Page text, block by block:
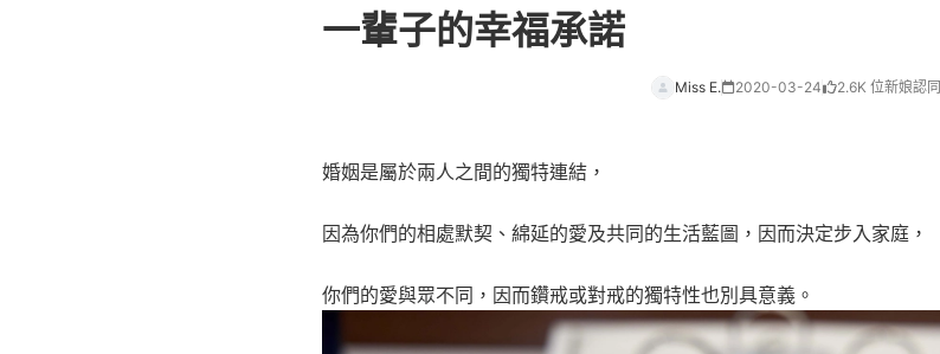
一輩子的幸福承諾
Miss E. 2020-03-24 2.6K 位新娘認同
婚姻是屬於兩人之間的獨特連結，
因為你們的相處默契、綿延的愛及共同的生活藍圖，因而決定步入家庭，
你們的愛與眾不同，因而鑽戒或對戒的獨特性也別具意義。